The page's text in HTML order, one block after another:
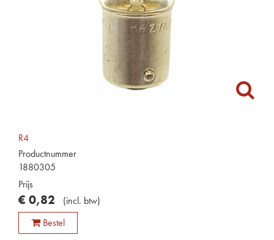
R4
Productnummer
1880305
Prijs
€ 0,82 (incl. btw)
Bestel